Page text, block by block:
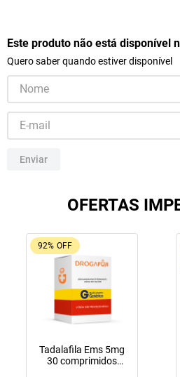
Este produto não está disponível
Quero saber quando estiver disponível
Enviar
OFERTAS
92% OFF
Tadalafila Ems 5mg
30 comprimidos
8º
fraldas geriátricas
10º lola